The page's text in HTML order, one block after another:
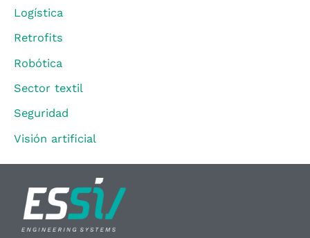
Logística
Retrofits
Robótica
Sector textil
Seguridad
Visión artificial